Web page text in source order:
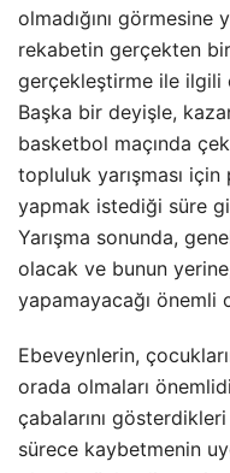
olmadığını görmesine
rekabetin gerçekten
gerçekleştirme ile ilgili
Başka bir deyişle,
basketbol maçında
topluluk yarışması
yapmak istediği süre
Yarışma sonunda,
olacak ve bunun
yapamayacağı önemli
Ebeveynlerin,
orada olmaları
çabalarını
sürece kaybetmenin